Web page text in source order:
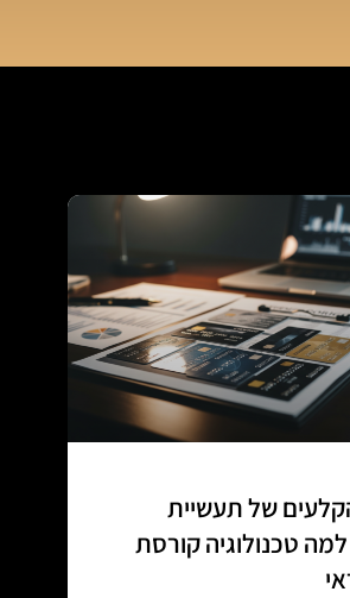
של תעשיית
טכנולוגיה קורסת